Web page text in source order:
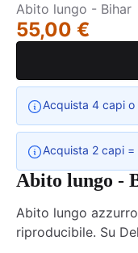
Abito lungo - Bihar
55,00 €
Acquista 4 capi o
Acquista 2 capi =
Abito lungo -
Abito lungo
riproducibile. Su